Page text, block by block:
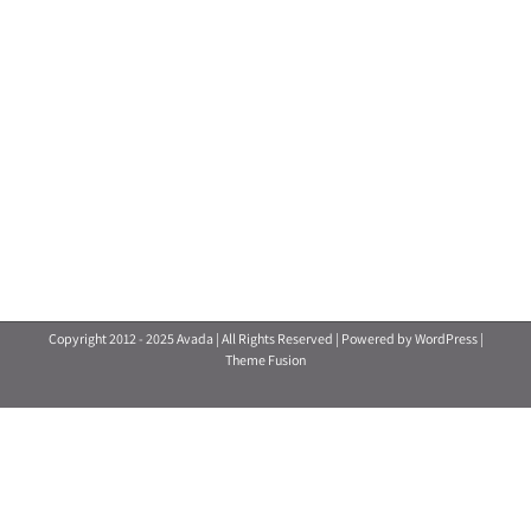
Copyright 2012 - 2025 Avada | All Rights Reserved | Powered byWordPress|
Theme Fusion